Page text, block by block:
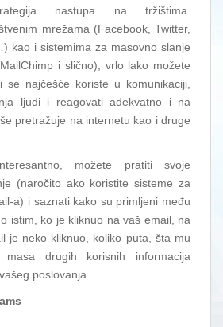
nastupa na tržištima.
mrežama (Facebook, Twitter,
kao i sistemima za masovno slanje
i slično), vrlo lako možete
se najčešće koriste u komunikaciji,
ljudi i reagovati adekvatno i na
pretražuje na internetu kao i druge
možete pratiti svoje
(naročito ako koristite sisteme za
a) i saznati kako su primljeni među
istim, ko je kliknuo na vaš email, na
je neko kliknuo, koliko puta, šta mu
drugih korisnih informacija
poslovanja.